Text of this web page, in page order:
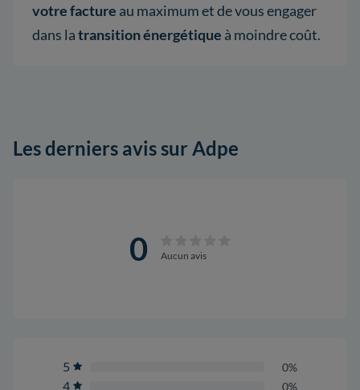
votre facture au maximum et de vous engager
dans latransition énergétique à moindre coût.
Les derniers avis sur Adpe
0 Aucun avis
5 0%
4 0%